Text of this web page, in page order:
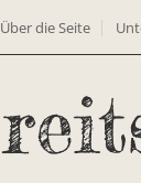
Über die Seite